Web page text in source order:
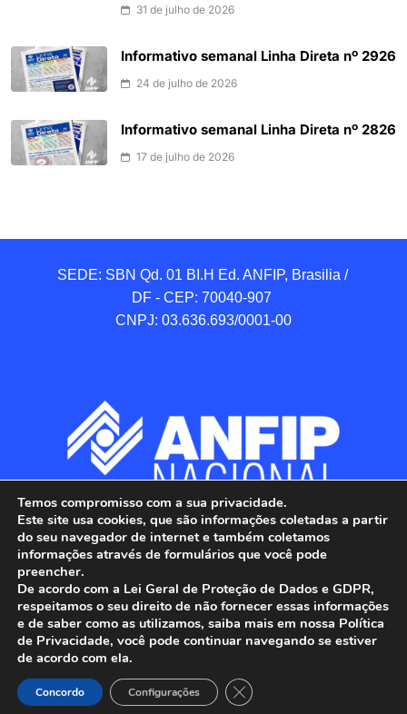
31 de julho de 2026
Informativo semanal Linha Direta nº 2926
24 de julho de 2026
Informativo semanal Linha Direta nº 2826
17 de julho de 2026
SEDE: SBN Qd. 01 BI.H Ed. ANFIP, Brasilia /
DF - CEP: 70040-907
CNPJ: 03.636.693/0001-00
ANFIP - Associação Nacional dos Auditores
Fiscais da Receita Federal do Brasil.
Todos os Direitos Reservados.
Temos compromisso com a sua privacidade.
Este site usa cookies, que são informações coletadas a partir
do seu navegador de internet e também coletamos
informações através de formulários que você pode
preencher.
De acordo com a Lei Geral de Proteção de Dados e GDPR,
respeitamos o seu direito de não fornecer essas informações
e de saber como as utilizamos, saiba mais em nossa Política
de Privacidade, você pode continuar navegando se estiver
de acordo com ela.
Concordo Configurações Close GDPR Cookie Banner